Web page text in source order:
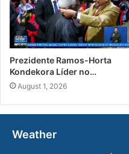
Prezidente Ramos-Horta
Kondekora Líder no…
August 1, 2026
Weather